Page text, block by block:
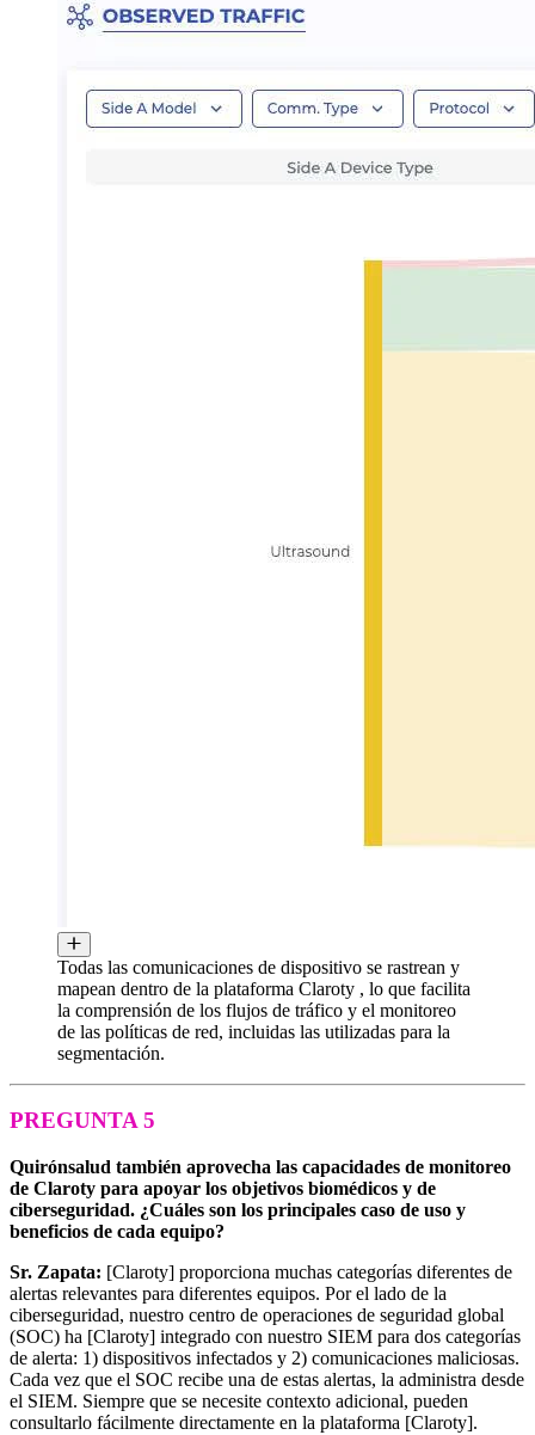
Todas las comunicaciones de dispositivo se rastrean y
mapean dentro de la plataforma Claroty , lo que facilita
la comprensión de los flujos de tráfico y el monitoreo
de las políticas de red, incluidas las utilizadas para la
segmentación.
PREGUNTA 5
Quirónsalud también aprovecha las capacidades de monitoreo
de Claroty para apoyar los objetivos biomédicos y de
ciberseguridad. ¿Cuáles son los principales caso de uso y
beneficios de cada equipo?
Sr. Zapata: [Claroty] proporciona muchas categorías diferentes de
alertas relevantes para diferentes equipos. Por el lado de la
ciberseguridad, nuestro centro de operaciones de seguridad global
(SOC) ha [Claroty] integrado con nuestro SIEM para dos categorías
de alerta: 1) dispositivos infectados y 2) comunicaciones maliciosas.
Cada vez que el SOC recibe una de estas alertas, la administra desde
el SIEM. Siempre que se necesite contexto adicional, pueden
consultarlo fácilmente directamente en la plataforma [Claroty].